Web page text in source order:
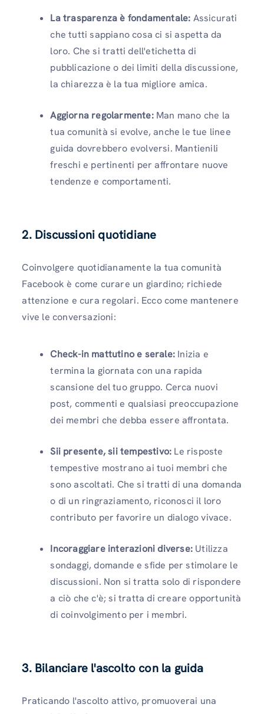
La trasparenza è fondamentale: Assicurati
che tutti sappiano cosa ci si aspetta da
loro. Che si tratti dell'etichetta di
pubblicazione o dei limiti della discussione,
la chiarezza è la tua migliore amica.
Aggiorna regolarmente:Man mano che la
tua comunità si evolve, anche le tue linee
guida dovrebbero evolversi. Mantienili
freschi e pertinenti per affrontare nuove
tendenze e comportamenti.
2. Discussioni quotidiane
Coinvolgere quotidianamente la tua comunità
Facebook è come curare un giardino; richiede
attenzione e cura regolari. Ecco come mantenere
vive le conversazioni:
Check-in mattutino e serale: Inizia e
termina la giornata con una rapida
scansione del tuo gruppo. Cerca nuovi
post, commenti e qualsiasi preoccupazione
dei membri che debba essere affrontata.
Sii presente, sii tempestivo: Le risposte
tempestive mostrano ai tuoi membri che
sono ascoltati. Che si tratti di una domanda
o di un ringraziamento, riconosci il loro
contributo per favorire un dialogo vivace.
Incoraggiare interazioni diverse: Utilizza
sondaggi, domande e sfide per stimolare le
discussioni. Non si tratta solo di rispondere
a ciò che c'è; si tratta di creare opportunità
di coinvolgimento per i membri.
3. Bilanciare l'ascolto con la guida
Praticando l'ascolto attivo, promuoverai una